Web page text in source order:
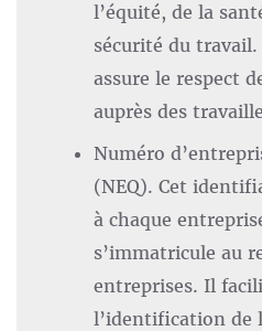
l’équité, de la
sécurité du
assure le respect
auprès des
Numéro
(NEQ). Cet
à chaque
s’immatricule au
entreprises. Il
l’identification de